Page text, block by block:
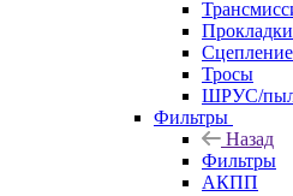
Тросы
ШРУС/
Фильтры
Назад
Фильтры
АКПП